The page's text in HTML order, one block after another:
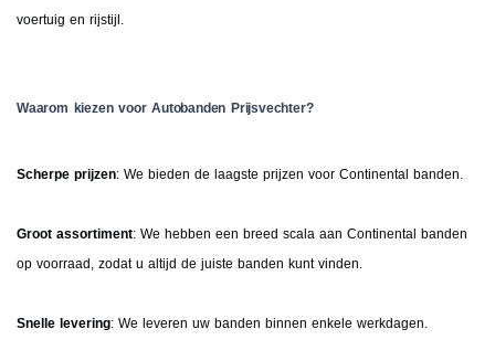
voertuig en rijstijl.
Waarom kiezen voor Autobanden Prijsvechter?
Scherpe prijzen: We bieden de laagste prijzen voor Continental banden.
Groot assortiment: We hebben een breed scala aan Continental banden
op voorraad, zodat u altijd de juiste banden kunt vinden.
Snelle levering: We leveren uw banden binnen enkele werkdagen.